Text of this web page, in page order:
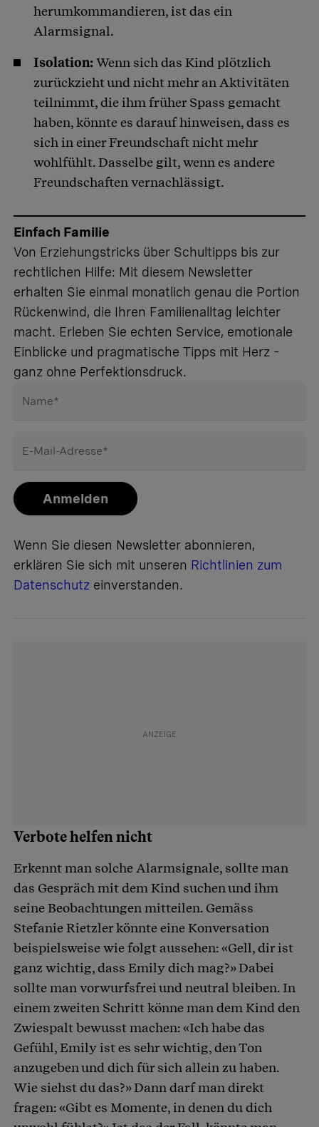
herumkommandieren, ist das ein
Alarmsignal.
Isolation:Wenn sich das Kind plötzlich
zurückzieht und nicht mehr an Aktivitäten
teilnimmt, die ihm früher Spass gemacht
haben, könnte es darauf hinweisen, dass es
sich in einer Freundschaft nicht mehr
wohlfühlt. Dasselbe gilt, wenn es andere
Freundschaften vernachlässigt.
Einfach Familie
Von Erziehungstricks über Schultipps bis zur
rechtlichen Hilfe: Mit diesem Newsletter
erhalten Sie einmal monatlich genau die Portion
Rückenwind, die Ihren Familienalltag leichter
macht. Erleben Sie echten Service, emotionale
Einblicke und pragmatische Tipps mit Herz –
ganz ohne Perfektionsdruck.
Name*
E-Mail-Adresse*
Anmelden
Wenn Sie diesen Newsletter abonnieren,
erklären Sie sich mit unseren Richtlinien zum
Datenschutz einverstanden.
Verbote helfen nicht
Erkennt man solche Alarmsignale, sollte man
das Gespräch mit dem Kind suchen und ihm
seine Beobachtungen mitteilen. Gemäss
Stefanie Rietzler könnte eine Konversation
beispielsweise wie folgt aussehen: «Gell, dir ist
ganz wichtig, dass Emily dich mag?» Dabei
sollte man vorwurfsfrei und neutral bleiben. In
einem zweiten Schritt könne man dem Kind den
Zwiespalt bewusst machen: «Ich habe das
Gefühl, Emily ist es sehr wichtig, den Ton
anzugeben und dich für sich allein zu haben.
Wie siehst du das?» Dann darf man direkt
fragen: «Gibt es Momente, in denen du dich